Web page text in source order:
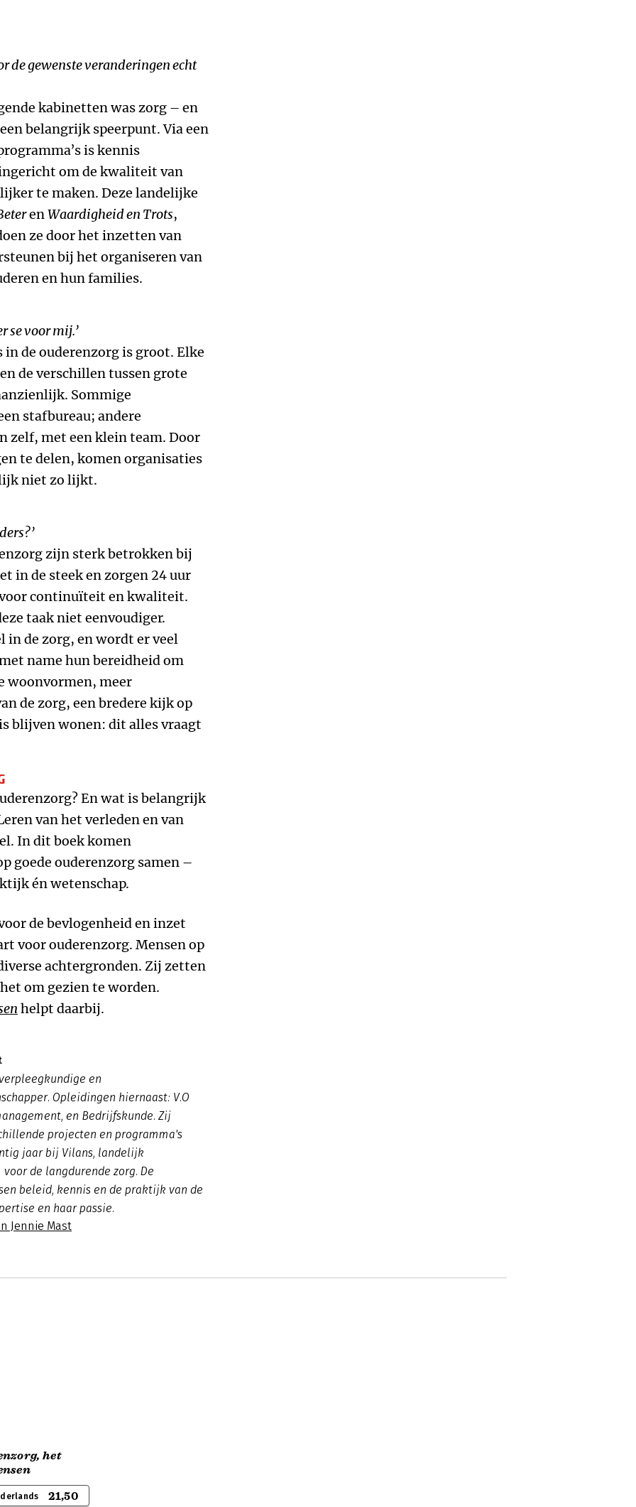
de gewenste veranderingen echt
kabinetten was zorg – en
belangrijk speerpunt. Via een
is kennis
om de kwaliteit van
te maken. Deze landelijke
enWaardigheid en Trots,
ze door het inzetten van
bij het organiseren van
en hun families.
se voor mij.’
de ouderenzorg is groot. Elke
de verschillen tussen grote
Sommige
stafbureau; andere
zelf, met een klein team. Door
te delen, komen organisaties
niet zo lijkt.
zijn sterk betrokken bij
in de steek en zorgen 24 uur
voor continuïteit en kwaliteit.
taak niet eenvoudiger.
de zorg, en wordt er veel
name hun bereidheid om
woonvormen, meer
de zorg, een bredere kijk op
blijven wonen: dit alles vraagt
En wat is belangrijk
van het verleden en van
In dit boek komen
goede ouderenzorg samen –
én wetenschap.
de bevlogenheid en inzet
voor ouderenzorg. Mensen op
achtergronden. Zij zetten
om gezien te worden.
helpt daarbij.
en
Opleidingen hiernaast: V.O
en Bedrijfskunde. Zij
projecten en programma's
jaar bij Vilans, landelijk
de langdurende zorg. De
beleid, kennis en de praktijk van de
en haar passie.
Jennie Mast
het
21,50